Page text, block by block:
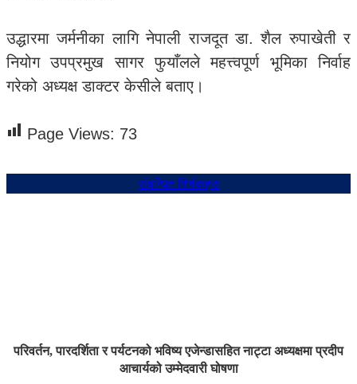
उद्धारमा जर्मनीका लागि नेपाली राजदूत डा. शैल रुपाखेती र
नियोग उपप्रमुख सागर फुयाँलले महत्त्वपूर्ण भूमिका निर्वाह
गरेको अध्यक्ष डाक्टर केसीले बताए।
Page Views: 73
संबन्धित शिर्षकहरु
परिवर्तन, पारदर्शिता र पर्यटनको भविष्य एजेन्डासहित नाट्टा अध्यक्षमा प्रदीप
आचार्यको उम्मेदवारी घोषणा